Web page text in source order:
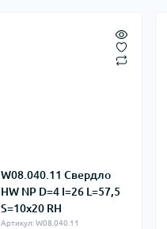
W08.040.11 Свердло
HW NP D=4 I=26 L=57,5
S=10x20 RH
Артикул: W08.040.11